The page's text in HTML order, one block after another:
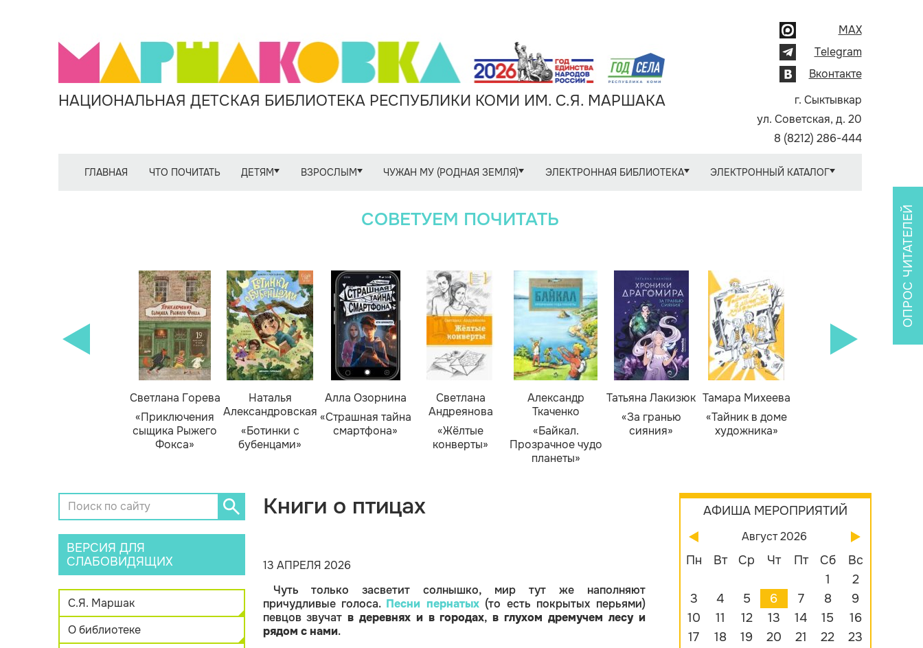
НАЦИОНАЛЬНАЯ ДЕТСКАЯ БИБЛИОТЕКА РЕСПУБЛИКИ КОМИ ИМ. С.Я. МАРШАКА
MAX
Telegram
Вконтакте
г. Сыктывкар
ул. Советская, д. 20
8 (8212) 286-444
ГЛАВНАЯ ЧТО ПОЧИТАТЬ ДЕТЯМ ВЗРОСЛЫМ ЧУЖАН МУ (РОДНАЯ ЗЕМЛЯ) ЭЛЕКТРОННАЯ БИБЛИОТЕКА ЭЛЕКТРОННЫЙ КАТАЛОГ
СОВЕТУЕМ ПОЧИТАТЬ
Светлана Горева
«Приключения
сыщика Рыжего
Фокса»
Наталья
Александровская
«Ботинки с
бубенцами»
Алла Озорнина
«Страшная тайна
смартфона»
Светлана
Андреянова
«Жёлтые
конверты»
Александр
Ткаченко
«Байкал.
Прозрачное чудо
планеты»
Татьяна Лакизюк
«За гранью
сияния»
Тамара Михеева
«Тайник в доме
художника»
ВЕРСИЯ ДЛЯ
СЛАБОВИДЯЩИХ
С.Я. Маршак
О библиотеке
Книги о птицах
13 АПРЕЛЯ 2026
Чуть только засветит солнышко, мир тут же наполняют
причудливые голоса. Песни пернатых(то есть покрытых перьями)
певцов звучатв деревнях и в городах,в глухом дремучем лесу и
рядом с нами.
АФИША МЕРОПРИЯТИЙ
Август 2026
Пн Вт Ср Чт Пт Сб
Вс
1
2
3
4 5 6 7 8
9
10
11 12 13 14 15
16
17
18 19 20 21 22
23
ОПРОС ЧИТАТЕЛЕЙ